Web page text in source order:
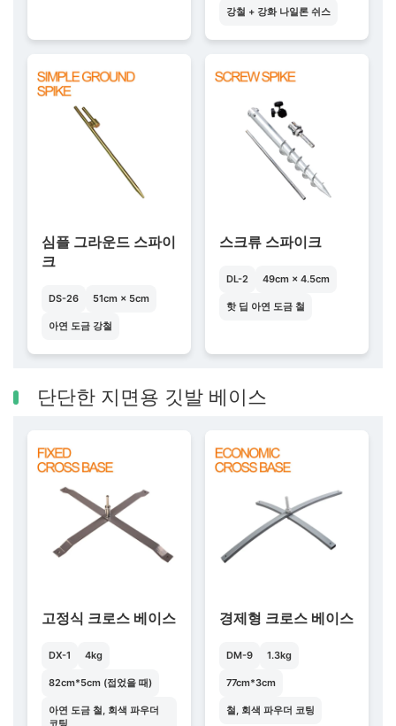
강철 + 강화 나일론 쉬스
심플 그라운드 스파이
크
DS-26 51cm × 5cm
아연 도금 강철
스크류 스파이크
DL-2 49cm × 4.5cm
핫 딥 아연 도금 철
단단한 지면용 깃발 베이스
고정식 크로스 베이스
DX-1 4kg
82cm*5cm (접었을 때)
아연 도금 철, 회색 파우더
코팅
경제형 크로스 베이스
DM-9 1.3kg
77cm*3cm
철, 회색 파우더 코팅